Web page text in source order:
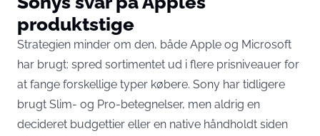
produktstige
Strategien minder om den, både Apple og Microsoft
har brugt: spred sortimentet ud i flere prisniveauer for
at fange forskellige typer købere. Sony har tidligere
brugt Slim- og Pro-betegnelser, men aldrig en
decideret budgettier eller en native håndholdt siden